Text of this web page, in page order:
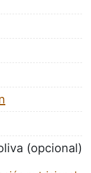
(opcional)